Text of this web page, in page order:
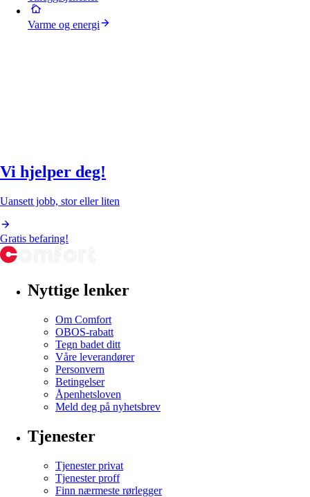
Varme og energi
Vi hjelper deg!
Uansett jobb, stor eller liten
Gratis befaring!
Nyttige lenker
Om Comfort
OBOS-rabatt
Tegn badet ditt
Våre leverandører
Personvern
Betingelser
Åpenhetsloven
Meld deg på nyhetsbrev
Tjenester
Tjenester privat
Tjenester proff
Finn nærmeste rørlegger